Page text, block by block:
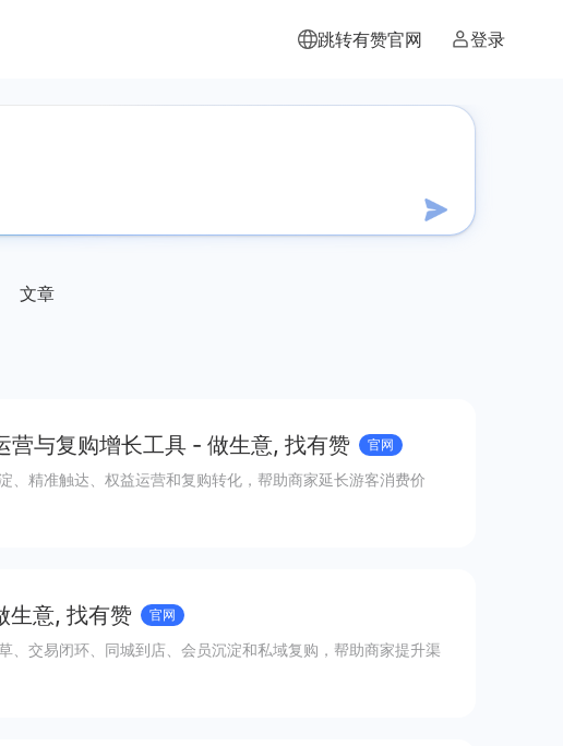
跳转有赞官网 登录
文章
营与复购增长工具 - 做生意, 找有赞 官网
精准触达、权益运营和复购转化，帮助商家延长游客消费价
生意, 找有赞 官网
交易闭环、同城到店、会员沉淀和私域复购，帮助商家提升渠